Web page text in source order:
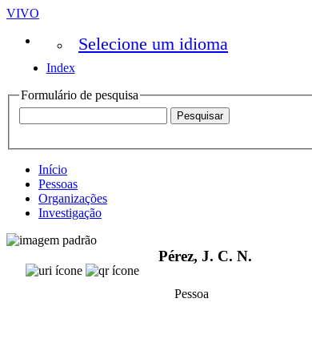
VIVO
Selecione um idioma
Index
Formulário de pesquisa
Início
Pessoas
Organizações
Investigação
Pérez, J. C. N.
Pessoa